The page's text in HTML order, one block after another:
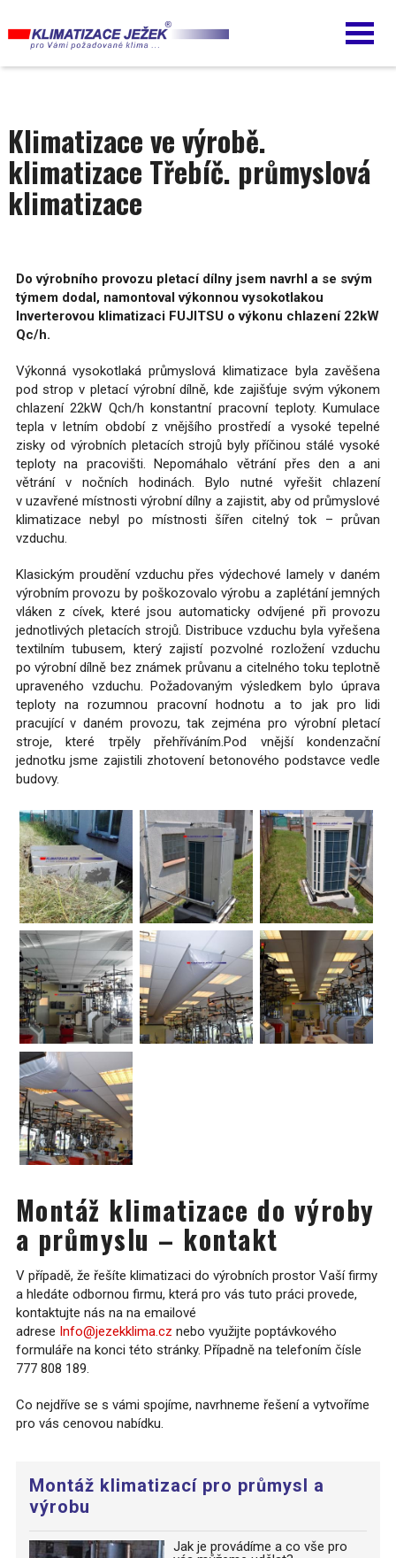
hlavnímu
obsahu
Klimatizace ve výrobě.
klimatizace Třebíč. průmyslová
klimatizace
Do výrobního provozu pletací dílny jsem navrhl a se svým
týmem dodal, namontoval výkonnou vysokotlakou
Inverterovou klimatizaci FUJITSU o výkonu chlazení 22kW
Qc/h.
Výkonná vysokotlaká průmyslová klimatizace byla zavěšena
pod strop v pletací výrobní dílně, kde zajišťuje svým výkonem
chlazení 22kW Qch/h konstantní pracovní teploty. Kumulace
tepla v letním období z vnějšího prostředí a vysoké tepelné
zisky od výrobních pletacích strojů byly příčinou stálé vysoké
teploty na pracovišti. Nepomáhalo větrání přes den a ani
větrání v nočních hodinách. Bylo nutné vyřešit chlazení
v uzavřené místnosti výrobní dílny a zajistit, aby od průmyslové
klimatizace nebyl po místnosti šířen citelný tok – průvan
vzduchu.
Klasickým proudění vzduchu přes výdechové lamely v daném
výrobním provozu by poškozovalo výrobu a zaplétání jemných
vláken z cívek, které jsou automaticky odvíjené při provozu
jednotlivých pletacích strojů. Distribuce vzduchu byla vyřešena
textilním tubusem, který zajistí pozvolné rozložení vzduchu
po výrobní dílně bez známek průvanu a citelného toku teplotně
upraveného vzduchu. Požadovaným výsledkem bylo úprava
teploty na rozumnou pracovní hodnotu a to jak pro lidi
pracující v daném provozu, tak zejména pro výrobní pletací
stroje, které trpěly přehříváním.Pod vnější kondenzační
jednotku jsme zajistili zhotovení betonového podstavce vedle
budovy.
Montáž klimatizace do výroby
a průmyslu – kontakt
V případě, že řešíte klimatizaci do výrobních prostor Vaší firmy
a hledáte odbornou firmu, která pro vás tuto práci provede,
kontaktujte nás na na emailové
adrese Info@jezekklima.cz nebo využijte poptávkového
formuláře na konci této stránky. Případně na telefoním čísle
777 808 189.
Co nejdříve se s vámi spojíme, navrhneme řešení a vytvoříme
pro vás cenovou nabídku.
Montáž klimatizací pro průmysl a
výrobu
Jak je provádíme a co vše pro